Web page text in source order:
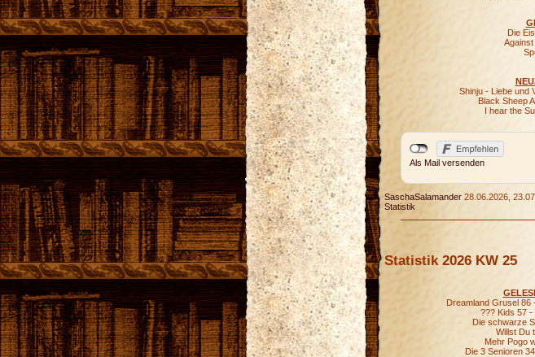
Die
Shinju - Liebe und
Black Sheep
I hear the
Als Mail versenden
SaschaSalamander 28.06.2026, 23.07
Statistik
Statistik 2026 KW 25
Dreamland Grusel 86
??? Kids 57 -
Die schwarze
Willst Du
Mehr Pogo
Die 3 Senioren